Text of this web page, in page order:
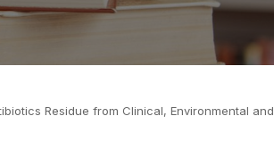
Residue from Clinical, Environmental and